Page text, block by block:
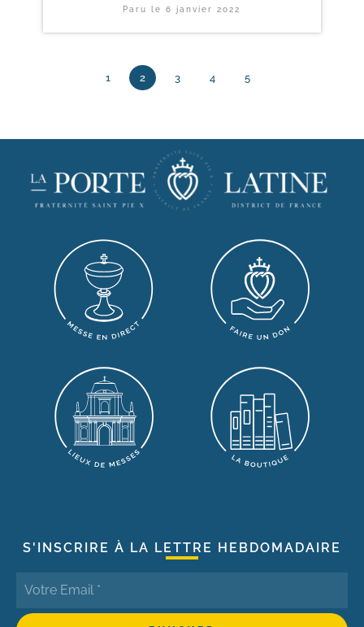
Paru le6 janvier 2022
1 2 3 4 5
S'INSCRIRE À LA LETTRE HEBDOMADAIRE